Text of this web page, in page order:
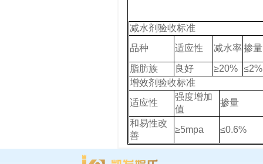
减水剂验收标准
品种
适应性 减水率掺量
脂肪族 良好 ≥20% ≤2%
增效剂验收标准
适应性
强度增加
值
掺量
和易性改
善
≥5mpa ≤0.6%